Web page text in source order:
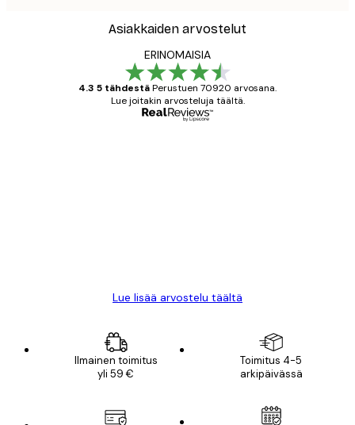
Asiakkaiden arvostelut
ERINOMAISIA
4.3 5 tähdestäPerustuen 70920 arvosana.
Lue joitakin arvosteluja täältä.
Lue lisää arvostelu täältä
Ilmainen toimitus
yli 59 €
Toimitus 4-5
arkipäivässä